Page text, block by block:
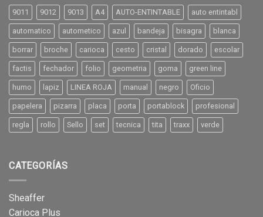
9011 9012 9013 A4 AUTO-ENTINTABLE auto entintabl
automatico autometico azul bandeja bisagra blanca
borrar broche carioca cesto cristal dorado escolar
factis fechador folio geometria goma green line
humo lapiz LINEA ROJA manual negro Oficio
papelera pizarra placa porta portablock profesional
regla rollo Sello set tecnica tita traxx verde
CATEGORÍAS
Sheaffer
Carioca Plus